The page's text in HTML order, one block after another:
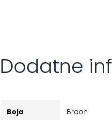
Dodatne
Boja Braon